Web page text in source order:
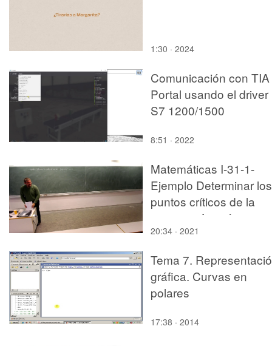
1:30 · 2024
Comunicación con TIA
Portal usando el driver
S7 1200/1500
8:51 · 2022
Matemáticas I-31-1-
Ejemplo Determinar los
puntos críticos de la
siguiente función
20:34 · 2021
Tema 7.
gráfica. Curvas en
polares
17:38 · 2014